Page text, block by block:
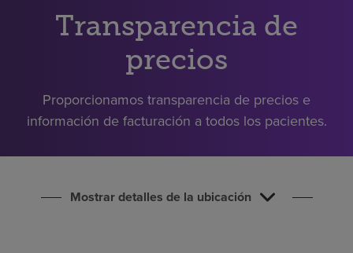
Inversores
Pagar mi factura
Transparencia de
precios
Proporcionamos transparencia de precios e
información de facturación a todos los pacientes.
Mostrar detalles de la ubicación